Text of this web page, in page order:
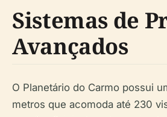
Sistemas de
Avançados
O Planetário do Carmo possui
metros que acomoda até 230